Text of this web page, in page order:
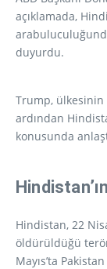
açıklamada,
duyurdu.
Trump,
ardından
konusunda
Hindistan, 22
öldürüldüğü
Mayıs’ta